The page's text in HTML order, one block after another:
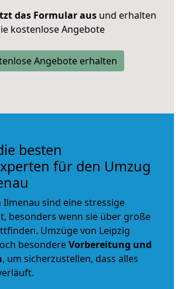
das Formular ausund erhalten
kostenlose Angebote
Angebote erhalten
besten
für den Umzug
Ilmenau sind eine stressige
besonders wenn sie über große
Umzüge von Leipzig
besondereVorbereitung und
, um sicherzustellen, dass alles